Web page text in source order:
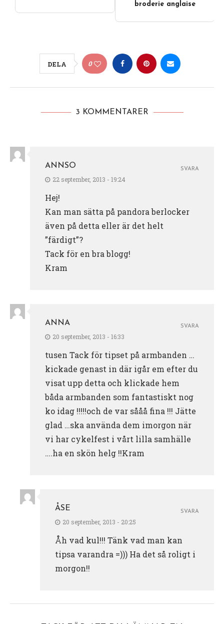
broderie anglaise
DELA 0
3 KOMMENTARER
ANNSO
22 september, 2013 - 19:24
Hej!
Kan man sätta på pandora berlocker
även på detta eller är det helt
”färdigt”?
Tack för en bra blogg!
Kram
SVARA
ANNA
20 september, 2013 - 16:33
tusen Tack för tipset på armbanden …
kickade genast in där igår em efter du
visat upp detta och klickade hem
båda armbanden som fantastiskt nog
ko idag !!!!!och de var sååå fina !!! Jätte
glad …ska använda dem imorgon när
vi har cykelfest i vårt lilla samhälle
….ha en skön helg !!Kram
SVARA
ÅSE
20 september, 2013 - 20:25
Åh vad kul!!! Tänk vad man kan
tipsa varandra =))) Ha det så roligt i
morgon!!
SVARA